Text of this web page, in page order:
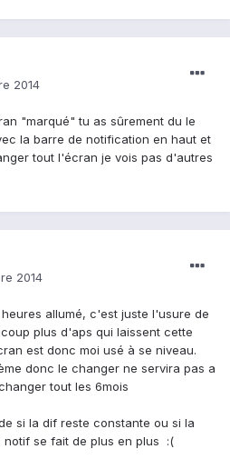
2014
"marqué" tu as sûrement du le
la barre de notification en haut et
tout l'écran je vois pas d'autres
2014
allumé, c'est juste l'usure de
plus d'aps qui laissent cette
est donc moi usé à se niveau.
donc le changer ne servira pas a
tout les 6mois
si la dif reste constante ou si la
notif se fait de plus en plus :(